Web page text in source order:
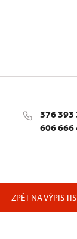
376 393
606 666
ZPĚT NA VÝPIS